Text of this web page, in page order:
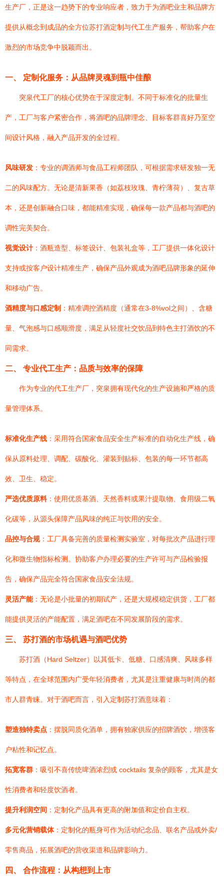
生产厂，正是这一趋势下的专业响应者，致力于为酒吧业主和品牌方
提供从概念到成品的全方位苏打酒定制与代工生产服务，帮助客户在
激烈的市场竞争中脱颖而出。
一、 定制化服务：从品牌灵魂到瓶中佳酿
突泉代工厂的核心优势在于深度定制。不同于标准化的批量生
产，工厂与客户紧密合作，将酒吧的品牌理念、目标客群喜好乃至空
间设计风格，融入产品开发的全过程。
风味研发 ：专业的调酒师与食品工程师团队，可根据需求研发独一无
二的风味配方。无论是清新果香（如荔枝玫瑰、青柠薄荷）、复古草
本，还是创新融合口味，都能精准实现，确保每一款产品都与酒吧的
调性完美契合。
视觉设计 ：酒瓶造型、标签设计、包装礼盒等，工厂提供一体化设计
支持或按客户设计精准生产，确保产品外观成为酒吧品牌形象的延伸
和移动广告。
酒精度与口感定制 ：精准调控酒精度（通常在3-8%vol之间）、含糖
量、气泡感与口感顺滑度，满足从轻度社交饮品到特色主打酒饮的不
同需求。
二、 专业代工生产：品质与效率的保障
作为专业的代工生产厂，突泉拥有现代化的生产设施和严格的质
量管理体系。
标准化生产线 ：采用符合国家食品安全生产标准的自动化生产线，确
保从原料处理、调配、碳酸化、灌装到贴标、包装的每一环节都高
效、卫生、稳定。
严选优质原料：使用优质基酒、天然香料或果汁提取物、食用级二氧
化碳等，从源头保障产品风味的纯正与饮用的安全。
品控与合规：工厂具备完善的质量检测实验室，对每批次产品进行理
化和微生物指标检测。协助客户办理必要的生产许可与产品检验报
告，确保产品完全符合国家食品安全法规。
灵活产能：无论是小批量的初期试产，还是大规模稳定供货，工厂都
能提供灵活的产能配置，满足酒吧在不同发展阶段的需求。
三、 苏打酒的市场机遇与酒吧优势
苏打酒（Hard Seltzer）以其低卡、低糖、口感清爽、风味多样
等特点，在全球范围内广受年轻消费者，尤其是注重健康与时尚的都
市人群青睐。对于酒吧而言，引入定制苏打酒意味着：
塑造独特卖点 ：摆脱同质化酒单，拥有独家供应的招牌酒饮，增强客
户粘性和记忆点。
拓宽客群 ：吸引不喜传统啤酒浓烈或 cocktails 复杂的顾客，尤其是女
性消费者和轻度饮酒者。
提升利润空间 ：定制化产品具有更高的附加值和定价自主权。
多元化营销载体：定制化的瓶身可作为活动纪念品、联名产品或外卖/
零售商品，拓展酒吧的营收渠道和品牌影响力。
四、 合作流程：从构想到上市